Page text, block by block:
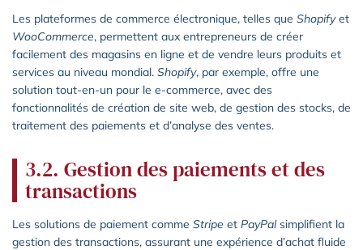
Les plateformes de commerce électronique, telles que Shopifyet
WooCommerce, permettent aux entrepreneurs de créer
facilement des magasins en ligne et de vendre leurs produits et
services au niveau mondial. Shopify, par exemple, offre une
solution tout-en-un pour le e-commerce, avec des
fonctionnalités de création de site web, de gestion des stocks, de
traitement des paiements et d’analyse des ventes.
3.2. Gestion des paiements et des
transactions
Les solutions de paiement comme Stripe et PayPalsimplifient la
gestion des transactions, assurant une expérience d’achat fluide